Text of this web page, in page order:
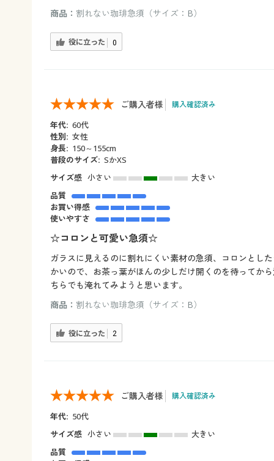
商品： 割れない珈琲急須（サイズ：B）
役に立った 0
ご購入者様 購入確認済み
年代: 60代
性別: 女性
身長: 150～155cm
普段のサイズ: SかXS
サイズ感 小さい
大きい
品質
お買い得感
使いやすさ
☆コロンと可愛い急須☆
ガラスに見えるのに割れにくい素材の急須、コロンとし
かいので、お茶っ葉がほんの少しだけ開くのを待ってか
ちらでも淹れてみようと思います。
商品： 割れない珈琲急須（サイズ：B）
役に立った 2
ご購入者様 購入確認済み
年代: 50代
サイズ感 小さい
大きい
品質